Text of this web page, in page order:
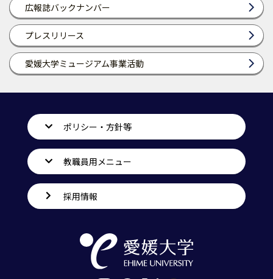
広報誌バックナンバー
プレスリリース
愛媛大学ミュージアム事業活動
ポリシー・方針等
教職員用メニュー
採用情報